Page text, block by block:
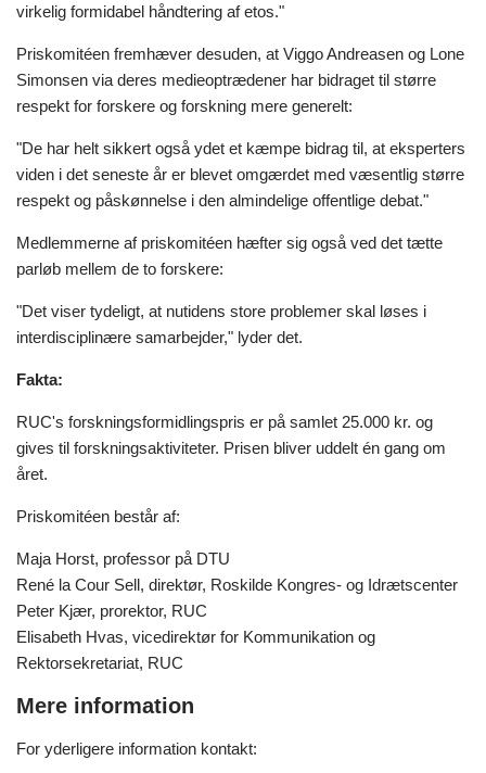
virkelig formidabel håndtering af etos."
Priskomitéen fremhæver desuden, at Viggo Andreasen og Lone
Simonsen via deres medieoptrædener har bidraget til større
respekt for forskere og forskning mere generelt:
"De har helt sikkert også ydet et kæmpe bidrag til, at eksperters
viden i det seneste år er blevet omgærdet med væsentlig større
respekt og påskønnelse i den almindelige offentlige debat."
Medlemmerne af priskomitéen hæfter sig også ved det tætte
parløb mellem de to forskere:
"Det viser tydeligt, at nutidens store problemer skal løses i
interdisciplinære samarbejder," lyder det.
Fakta:
RUC's forskningsformidlingspris er på samlet 25.000 kr. og
gives til forskningsaktiviteter. Prisen bliver uddelt én gang om
året.
Priskomitéen består af:
Maja Horst, professor på DTU
René la Cour Sell, direktør, Roskilde Kongres- og Idrætscenter
Peter Kjær, prorektor, RUC
Elisabeth Hvas, vicedirektør for Kommunikation og
Rektorsekretariat, RUC
Mere information
For yderligere information kontakt: